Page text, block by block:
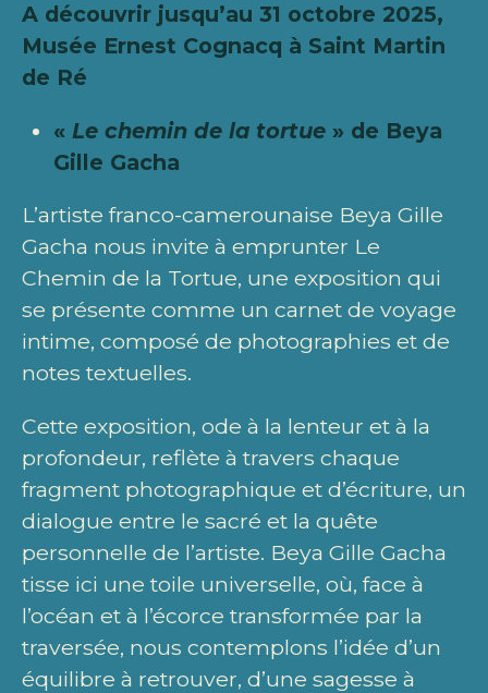
A découvrir jusqu’au 31 octobre 2025,
Musée Ernest Cognacq à Saint Martin
de Ré
« Le chemin de la tortue » de Beya
Gille Gacha
L’artiste franco-camerounaise Beya Gille
Gacha nous invite à emprunter Le
Chemin de la Tortue, une exposition qui
se présente comme un carnet de voyage
intime, composé de photographies et de
notes textuelles.
Cette exposition, ode à la lenteur et à la
profondeur, reflète à travers chaque
fragment photographique et d’écriture, un
dialogue entre le sacré et la quête
personnelle de l’artiste. Beya Gille Gacha
tisse ici une toile universelle, où, face à
l’océan et à l’écorce transformée par la
traversée, nous contemplons l’idée d’un
équilibre à retrouver, d’une sagesse à